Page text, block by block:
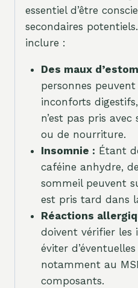
essentiel d’être
secondaires
inclure :
Des maux
personnes
inconforts
n’est pas pris
ou de nourriture.
Insomnie : Étant
caféine anhydre,
sommeil peuvent
est pris tard dans
Réactions
doivent vérifier les
éviter
notamment au
composants.